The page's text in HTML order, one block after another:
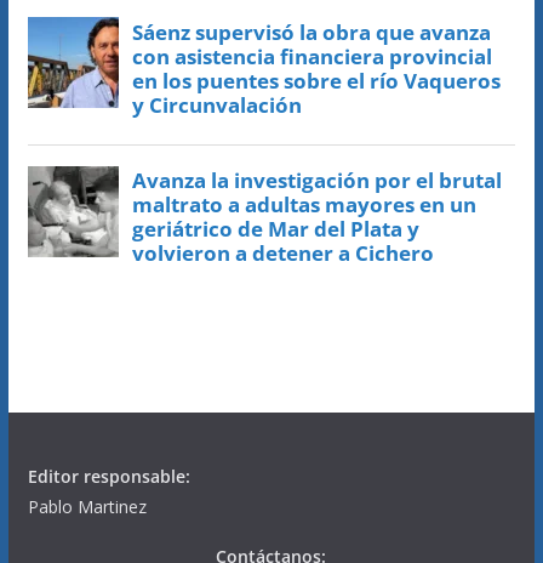
Editor responsable:
Pablo Martinez
Contáctanos: